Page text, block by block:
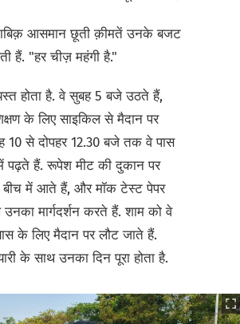
आसमान छूती क़ीमतें उनके बजट
हैं. "हर चीज़ महंगी है."
होता है. वे सुबह 5 बजे उठते हैं,
के लिए साइकिल से मैदान पर
10 से दोपहर 12.30 बजे तक वे पास
में पढ़ते हैं. रूपेश मीट की दुकान पर
में आते हैं, और मॉक टेस्ट पेपर
मार्गदर्शन करते हैं. शाम को वे
के लिए मैदान पर लौट जाते हैं.
के साथ उनका दिन पूरा होता है.